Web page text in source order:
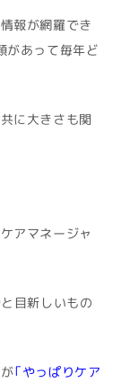
報が網羅でき
があって毎年ど
に大きさも関
アマネージャ
目新しいもの
「やっぱりケア